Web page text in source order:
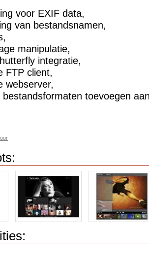
voor EXIF data,
van bestandsnamen,
manipulatie,
integratie,
FTP client,
webserver,
toevoegen